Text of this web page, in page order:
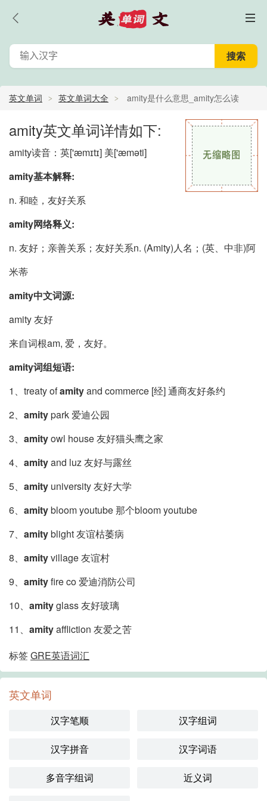
英文单词 英文单词大全 amity是什么意思_amity怎么读
_amity的中文意思,翻译
amity英文单词详情如下:
amity读音：英['æmɪtɪ] 美['æməti]
amity基本解释:
n. 和睦，友好关系
amity网络释义:
n. 友好；亲善关系；友好关系n. (Amity)人名；(英、中非)阿
米蒂
amity中文词源:
amity 友好
来自词根am, 爱，友好。
amity词组短语:
1、treaty ofamityand commerce [经] 通商友好条约
2、 amitypark 爱迪公园
3、 amityowl house 友好猫头鹰之家
4、 amityand luz 友好与露丝
5、 amity university 友好大学
6、 amitybloom youtube 那个bloom youtube
7、 amityblight 友谊枯萎病
8、 amityvillage 友谊村
9、 amityfire co 爱迪消防公司
10、 amityglass 友好玻璃
11、 amityaffliction 友爱之苦
标签GRE英语词汇
英文单词
汉字笔顺 汉字组词
汉字拼音 汉字词语
多音字组词 近义词